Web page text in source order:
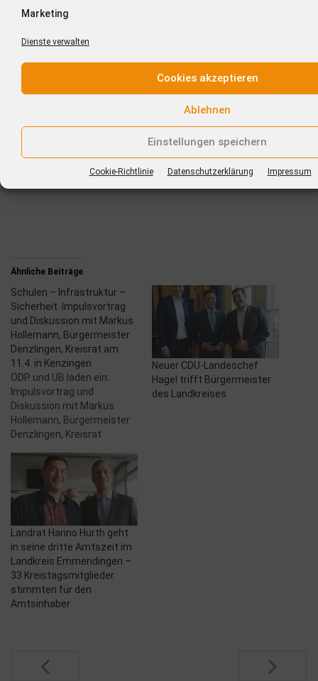
Marketing
Dienste verwalten
Cookies akzeptieren
Ablehnen
Einstellungen speichern
Cookie-Richtlinie Datenschutzerklärung Impressum
Ähnliche Beiträge
Schulen – Infrastruktur –
Sicherheit. Impulsvortrag
und Diskussion mit Markus
Hollemann, Bürgermeister
Denzlingen, Kreisrat am
11.4. in Kenzingen
ÖDP und UB laden ein:
Impulsvortrag und
Diskussion mit Markus
Hollemann, Bürgermeister
Denzlingen, Kreisrat
Sicherheit Wo stehen wir im
Landkreis in 2018? am
Mittwoch, den 11. April, um
19.00 Uhr, im Restaurant
Mühleinsel, Mühleninsel 1 in
Kenzingen -Eintritt ist
kostenfrei, eine Spende
wird erbeten Kaputte
Infrastrukturen…
Neuer CDU-Landeschef
Hagel trifft Bürgermeister
des Landkreises
Landrat Hanno Hurth geht
in seine dritte Amtszeit im
Landkreis Emmendingen –
33 Kreistagsmitglieder
stimmten für den
Amtsinhaber
Post